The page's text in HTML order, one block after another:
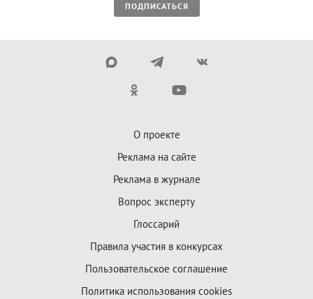
ПОДПИСАТЬСЯ
О проекте
Реклама на сайте
Реклама в журнале
Вопрос эксперту
Глоссарий
Правила участия в конкурсах
Пользовательское соглашение
Политика использования cookies